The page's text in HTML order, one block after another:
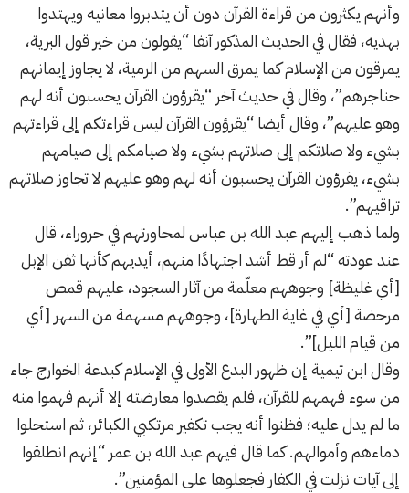
وأنهم يكثرون من قراءة القرآن دون أن يتدبروا معانيه ويهتدوا
بهديه، فقال في الحديث المذكور آنفا “يقولون من خير قول البرية،‏
‏يمرقون ‏من الإسلام كما ‏‏يمرق ‏السهم من الرمية، لا يجاوز إيمانهم
حناجرهم”، وقال في حديث آخر “يقرؤون القرآن يحسبون أنه لهم
وهو عليهم”، وقال أيضا “يقرؤون القرآن ليس قراءتكم إلى قراءتهم
بشيء ولا صلاتكم إلى صلاتهم بشيء ولا صيامكم إلى صيامهم
بشيء، يقرؤون القرآن يحسبون أنه لهم وهو عليهم لا تجاوز صلاتهم
تراقيهم”.
ولما ذهب إليهم عبد الله بن عباس لمحاورتهم في حروراء، قال
عند عودته “لم أر قط أشد اجتهادًا منهم، أيديهم كأنها ثفن الإبل
[أي غليظة] وجوههم معلّمة من آثار السجود، عليهم قمص
مرحضة [أي في غاية الطهارة]، وجوههم مسهمة من السهر [أي
من قيام الليل]”.
وقال ابن تيمية إن ظهور البدع الأولى في الإسلام كبدعة الخوارج جاء
من سوء فهمهم للقرآن، فلم يقصدوا معارضته إلا أنهم فهموا منه
ما لم يدل عليه؛ فظنوا أنه يجب تكفير مرتكبي الكبائر، ثم استحلوا
دماءهم وأموالهم. كما قال فيهم عبد الله بن عمر “إنهم انطلقوا
إلى آيات ‏نزلت ‏في الكفار فجعلوها ‏على المؤمنين‎”.